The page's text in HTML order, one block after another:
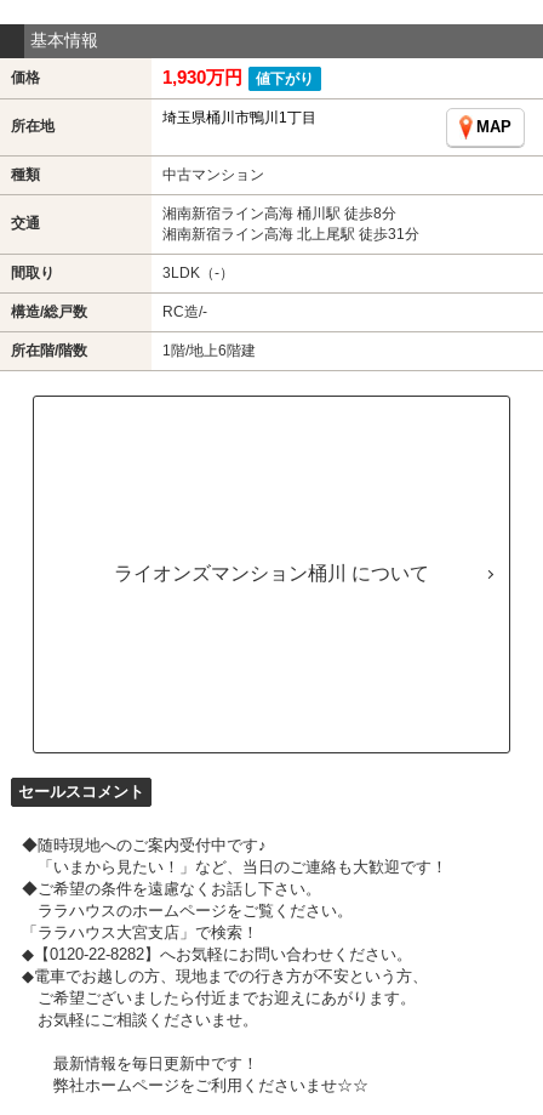
基本情報
価格 1,930万円 値下がり
所在地 埼玉県桶川市鴨川1丁目
MAP
種類 中古マンション
交通
湘南新宿ライン高海 桶川駅 徒歩8分
湘南新宿ライン高海 北上尾駅 徒歩31分
間取り 3LDK（-）
構造/総戸数 RC造/-
所在階/階数 1階/地上6階建
ライオンズマンション桶川
セールスコメント
◆随時現地へのご案内受付中です♪
「いまから見たい！」など、当日のご連絡も大歓迎です！
◆ご希望の条件を遠慮なくお話し下さい。
ララハウスのホームページをご覧ください。
「ララハウス大宮支店」で検索！
◆【0120-22-8282】へお気軽にお問い合わせください。
◆電車でお越しの方、現地までの行き方が不安という方、
ご希望ございましたら付近までお迎えにあがります。
お気軽にご相談くださいませ。
最新情報を毎日更新中です！
弊社ホームページをご利用くださいませ☆☆